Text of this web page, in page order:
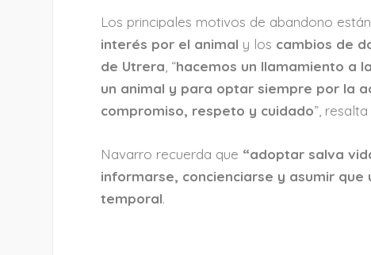
Los principales motivos de abandono
interés por el animal y los cambios de
de Utrera , “hacemos un llamamiento a
un animal y para optar siempre por la
compromiso, respeto y cuidado”,
Navarro recuerda que “adoptar salva
informarse, concienciarse y asumir
temporal.